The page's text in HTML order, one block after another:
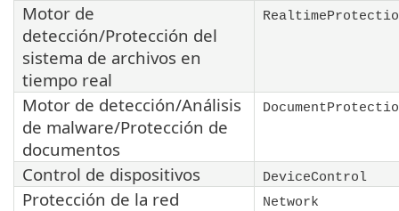
Motor de
detección/Protección del
sistema de archivos en
tiempo real
Motor de detección/Análisis
de malware/Protección de
documentos
Control de dispositivos DeviceControl
Protección de la red Network